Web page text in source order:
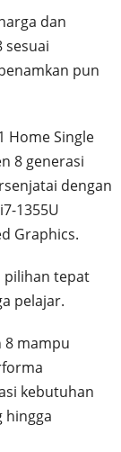
dan
sesuai
pun
Home Single
8 generasi
dengan
1355U
Graphics.
pilihan tepat
pelajar.
8 mampu
kebutuhan
hingga